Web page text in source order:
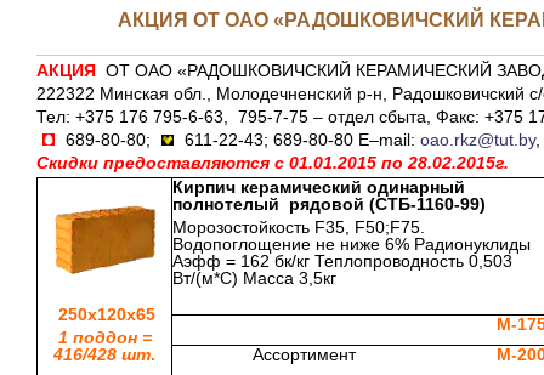
АКЦИЯ ОТ ОАО «РАДОШКОВИЧСКИЙ
АКЦИЯ ОТ ОАО «РАДОШКОВИЧСКИЙ КЕРАМИЧЕСКИЙ
222322 Минская обл., Молодечненский р-н, Радошковичский
Тел: +375 176 795-6-63, 795-7-75 – отдел сбыта, Факс: +375
689-80-80;
611-22-43; 689-80-80 E–mail: oao.rkz@tut.by,
Скидки предоставляются с 01.01.2015 по 28.02.2015г.
250х120х65
1 поддон =
416/428 шт.
Кирпич керамический одинарный
полнотелый рядовой (СТБ-1160-99)
Морозостойкость F35, F50;F75.
Водопоглощение не ниже 6% Радионуклиды
Аэфф = 162 бк/кг Теплопроводность 0,503
Вт/(м*С) Масса 3,5кг
М-
Ассортимент М-